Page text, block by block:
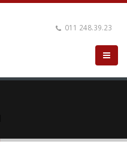
011 248.39.23